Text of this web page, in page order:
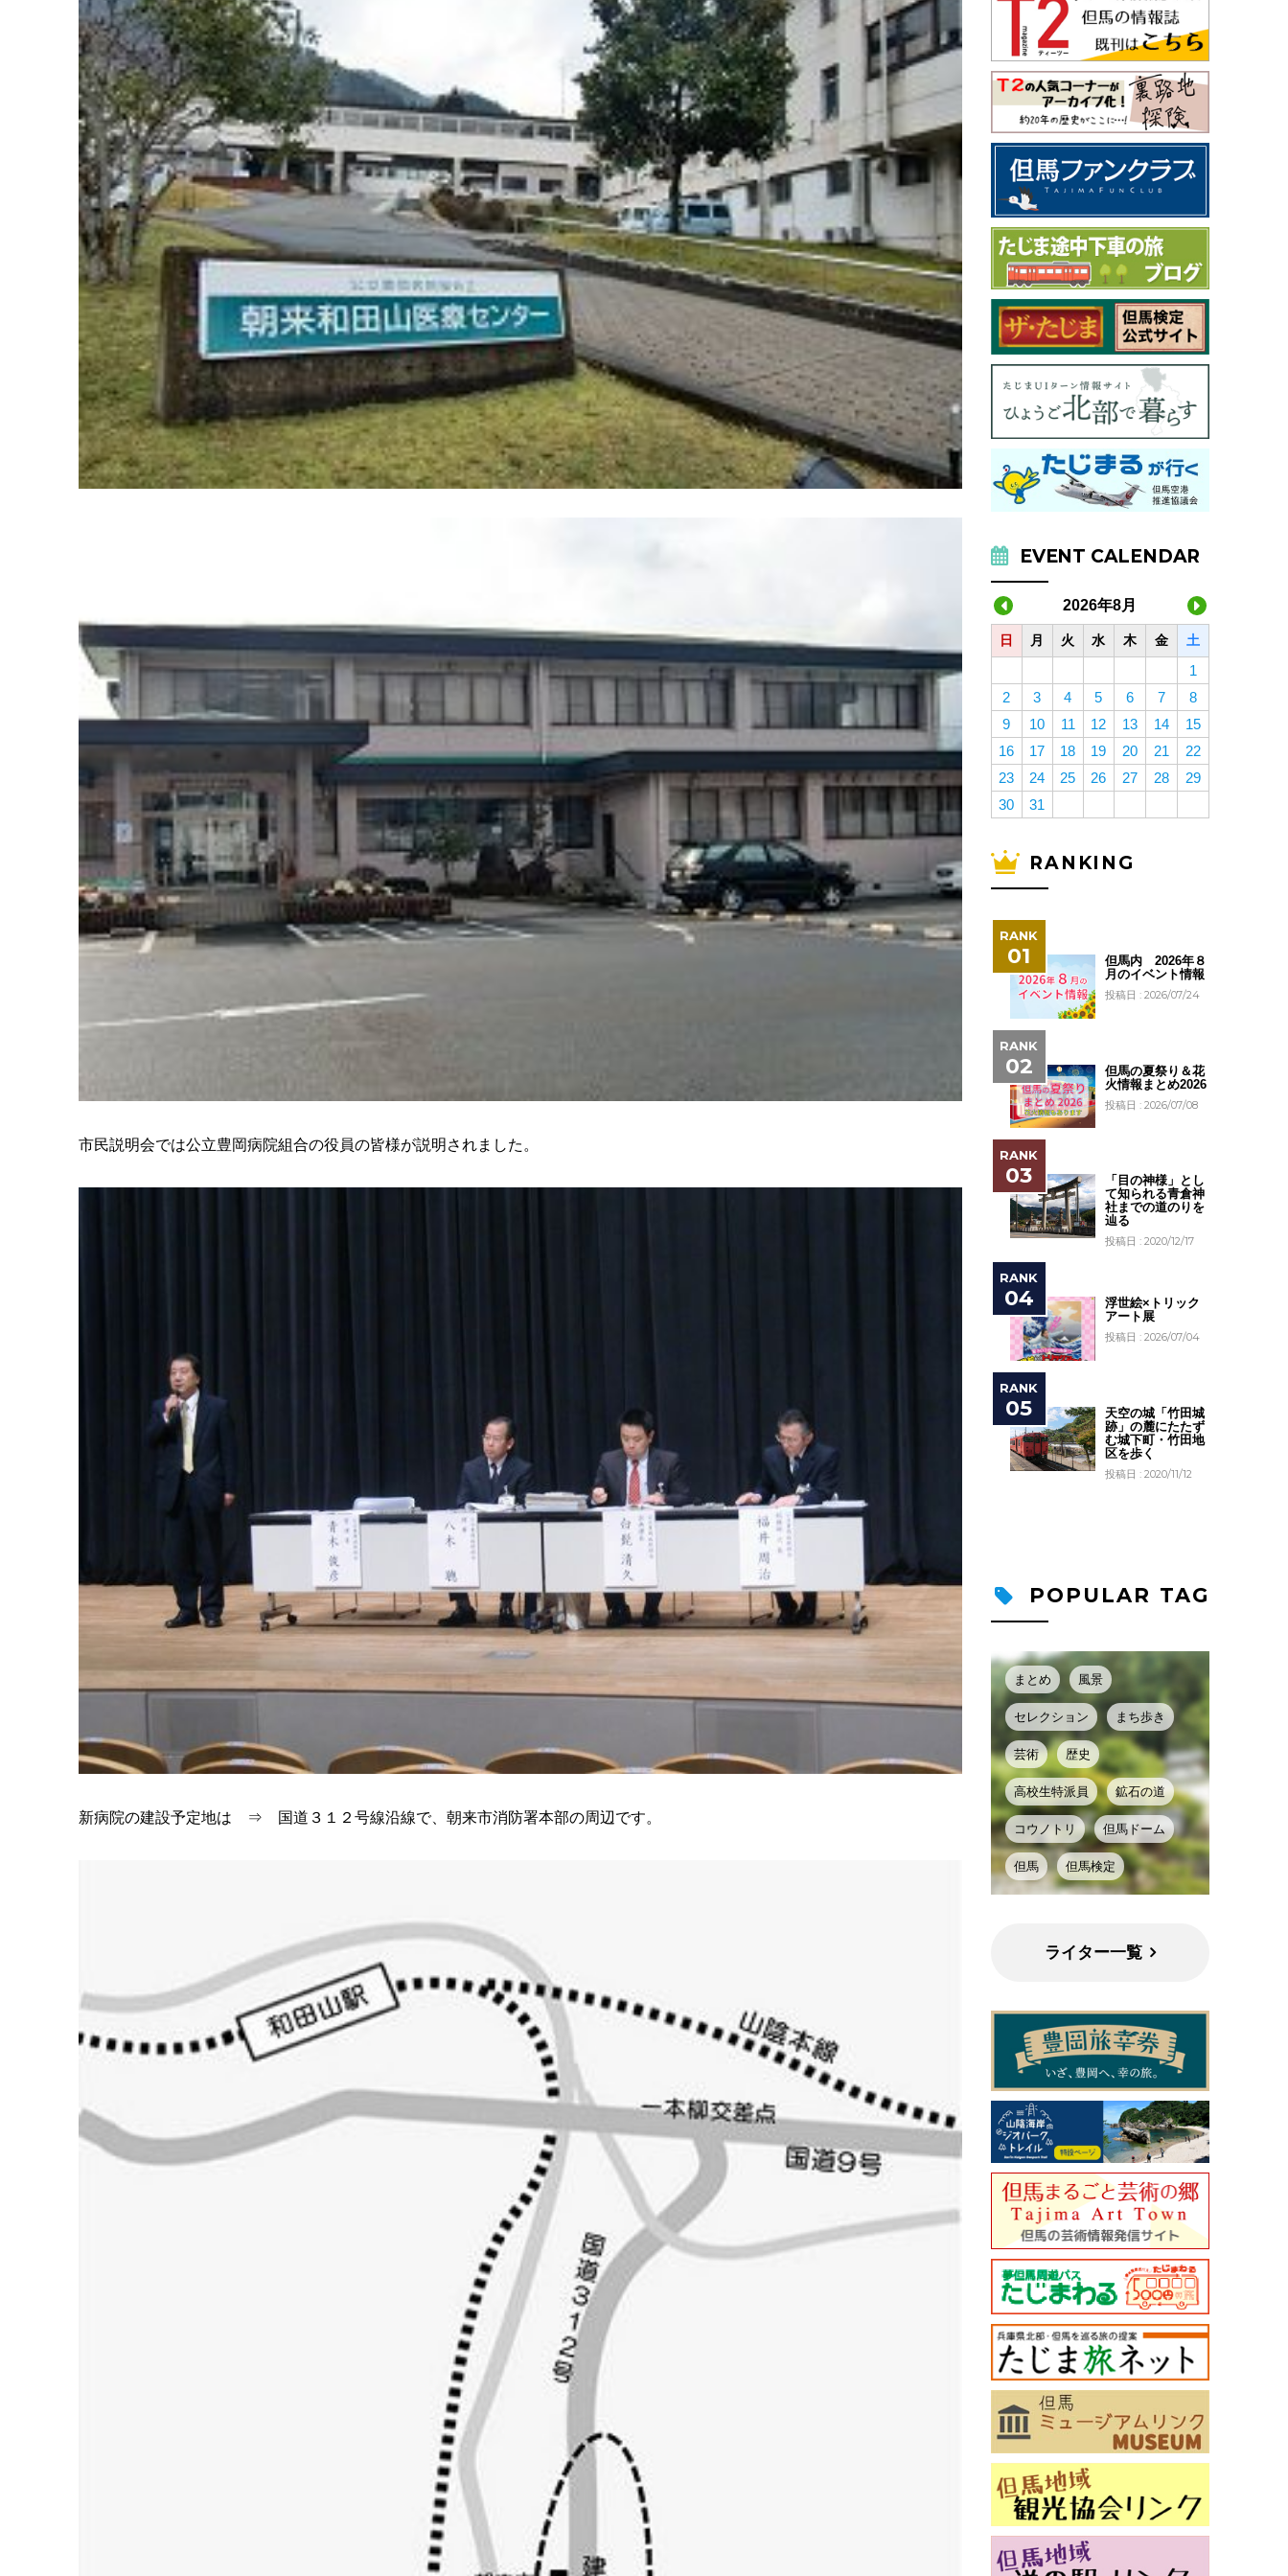
市民説明会では公立豊岡病院組合の役員の皆様が説明されました。
新病院の建設予定地は ⇒ 国道３１２号線沿線で、朝来市消防署本部の周辺です。
EVENT CALENDAR
2026年8月
日 月 火 水 木 金 土
1
2
3 4 5 6 7
8
9
10 11 12 13 14
15
16
17 18 19 20 21
22
23
24 25 26 27 28
29
30
31
RANKING
但馬内 2026年８
月のイベント情報
投稿日 : 2026/07/24
但馬の夏祭り＆花
火情報まとめ2026
投稿日 : 2026/07/08
「目の神様」とし
て知られる青倉神
社までの道のりを
辿る
投稿日 : 2020/12/17
浮世絵×トリック
アート展
投稿日 : 2026/07/04
天空の城「竹田城
跡」の麓にたたず
む城下町・竹田地
区を歩く
投稿日 : 2020/11/12
POPULAR TAG
まとめ 風景
セレクション まち歩き
芸術 歴史
高校生特派員 鉱石の道
コウノトリ 但馬ドーム
但馬 但馬検定
ライター一覧